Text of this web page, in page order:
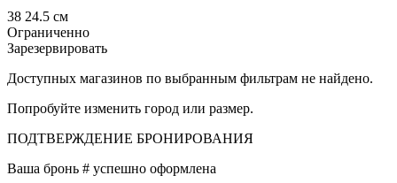
38 24.5 см
Ограниченно
Зарезервировать
Доступных магазинов по выбранным фильтрам не найдено.
Попробуйте изменить город или размер.
ПОДТВЕРЖДЕНИЕ БРОНИРОВАНИЯ
Ваша бронь # успешно оформлена